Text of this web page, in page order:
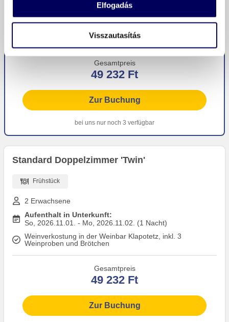
Elfogadás
Visszautasítás
Aufenthalt in Unterkunft:
So, 2026.11.01. - Mo, 2026.11.02. (1 Nacht)
Weinverkostung in der Weinbar Klapotetz, inkl. 3
Weinproben und Brötchen
Gesamtpreis
49 232 Ft
Zur Buchung
bei uns nur noch 3 verfügbar
Standard Doppelzimmer 'Twin'
Frühstück
2 Erwachsene
Aufenthalt in Unterkunft:
So, 2026.11.01. - Mo, 2026.11.02. (1 Nacht)
Weinverkostung in der Weinbar Klapotetz, inkl. 3
Weinproben und Brötchen
Gesamtpreis
49 232 Ft
Zur Buchung